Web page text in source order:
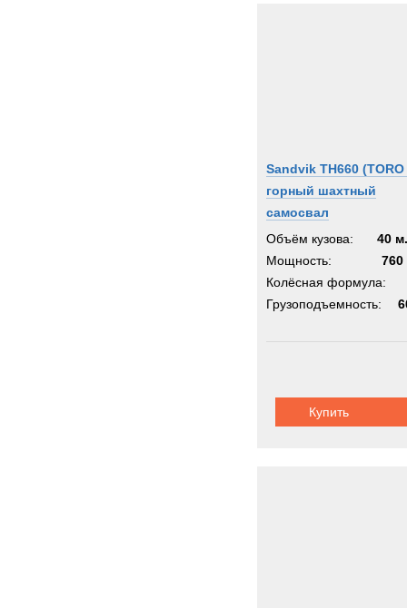
Sandvik TH660 (TORO
горный шахтный
самосвал
Объём кузова:
40
Мощность:
760
Колёсная формула:
Грузоподъемность:
Купить